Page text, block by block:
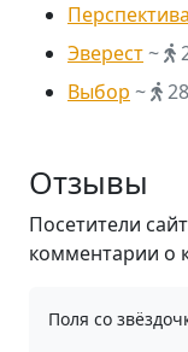
Перспектива
Эверест~
Выбор ~
Отзывы
Посетители
комментарии о
Поля со